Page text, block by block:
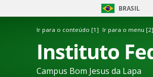
BRASIL
Ir para o conteúdo [1] Ir para o menu [2]
Instituto
Campus Bom Jesus da Lapa